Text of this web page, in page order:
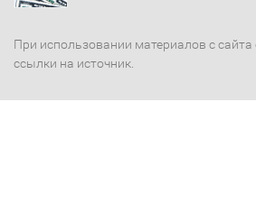
При использовании материалов с
ссылки на источник.